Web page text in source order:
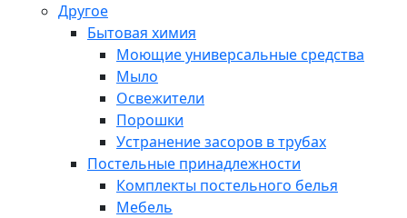
Другое
Бытовая химия
Моющие универсальные средства
Мыло
Освежители
Порошки
Устранение засоров в трубах
Постельные принадлежности
Комплекты постельного белья
Мебель